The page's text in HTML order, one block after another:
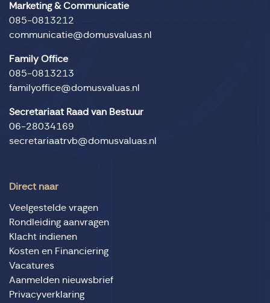
Marketing & Communicatie
085-0813212
communicatie@domusvaluas.nl
Family Office
085-0813213
familyoffice@domusvaluas.nl
Secretariaat Raad van Bestuur
06-28034169
secretariaatrvb@domusvaluas.nl
Direct naar
Veelgestelde vragen
Rondleiding aanvragen
Klacht indienen
Kosten en Financiering
Vacatures
Aanmelden nieuwsbrief
Privacyverklaring